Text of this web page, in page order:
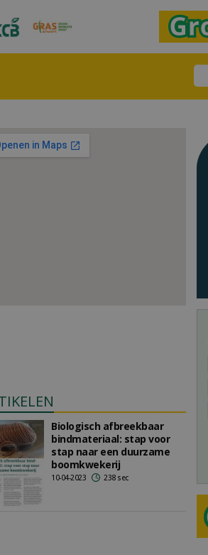
Biologisch afbreekbaar
bindmateriaal: stap voor
stap naar een duurzame
boomkwekerij
10-04-2023 238 sec